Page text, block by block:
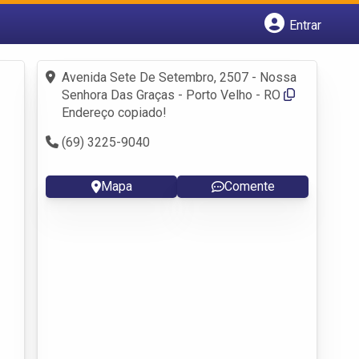
Entrar
Fazer login
Criar conta
Avenida Sete De Setembro, 2507 - Nossa
Senhora Das Graças - Porto Velho - RO
Endereço copiado!
(69) 3225-9040
Mapa Comente